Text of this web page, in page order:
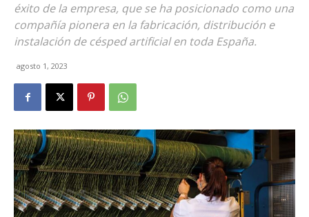
éxito de la empresa, que se ha posicionado como una
compañía pionera en la fabricación, distribución e
instalación de césped artificial en toda España.
agosto 1, 2023